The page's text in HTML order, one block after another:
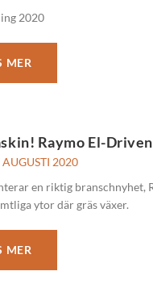
2020
MER
Raymo El-
2020
en riktig branschnyhet,
ytor där gräs växer.
MER